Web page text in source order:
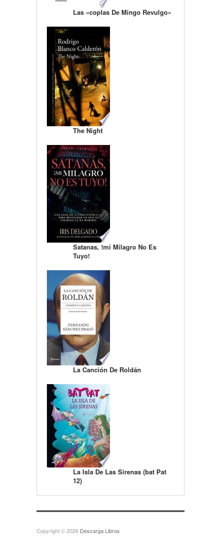
Las «coplas De Mingo Revulgo»
The Night
Satanas, !mi Milagro No Es
Tuyo!
La Canción De Roldán
La Isla De Las Sirenas (bat Pat
12)
Copyright © 2026 Descarga Libros